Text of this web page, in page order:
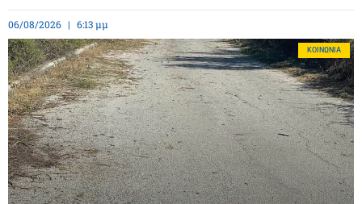
06/08/2026 6:13 μμ
ΚΟΙΝΩΝΊΑ